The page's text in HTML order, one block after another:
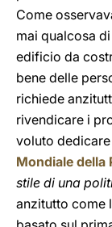
Come
mai qualcosa
edificio da
bene delle
richiede
rivendicare i
voluto dedicare
Mondiale della
stile di una
anzitutto come